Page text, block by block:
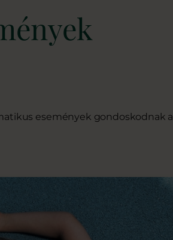
események gondoskodnak a